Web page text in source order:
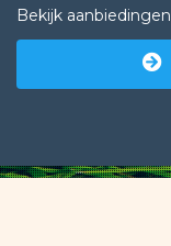
Bekijk aanbiedingen